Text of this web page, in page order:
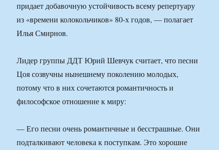
придает добавочную устойчивость всему репертуару
из «времени колокольчиков» 80-х годов, — полагает
Илья Смирнов.
Лидер группы ДДТ Юрий Шевчук считает, что песни
Цоя созвучны нынешнему поколению молодых,
потому что в них сочетаются романтичность и
философское отношение к миру:
— Его песни очень романтичные и бесстрашные. Они
подталкивают человека к поступкам. Это хорошие